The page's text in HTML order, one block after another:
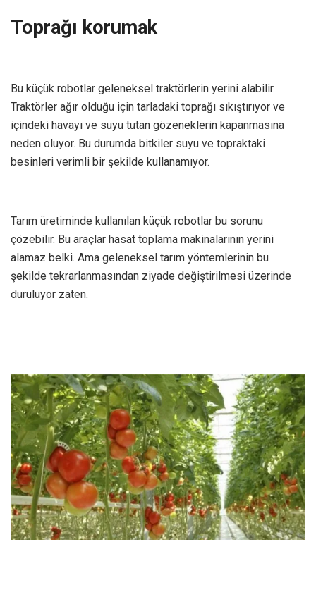
Toprağı korumak
Bu küçük robotlar geleneksel traktörlerin yerini alabilir.
Traktörler ağır olduğu için tarladaki toprağı sıkıştırıyor ve
içindeki havayı ve suyu tutan gözeneklerin kapanmasına
neden oluyor. Bu durumda bitkiler suyu ve topraktaki
besinleri verimli bir şekilde kullanamıyor.
Tarım üretiminde kullanılan küçük robotlar bu sorunu
çözebilir. Bu araçlar hasat toplama makinalarının yerini
alamaz belki. Ama geleneksel tarım yöntemlerinin bu
şekilde tekrarlanmasından ziyade değiştirilmesi üzerinde
duruluyor zaten.